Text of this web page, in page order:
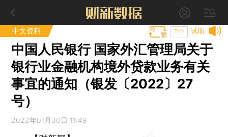
中文资料 试听
T中
中国人民银行 国家外汇管理局关于
银行业金融机构境外贷款业务有关
事宜的通知（银发〔2022〕27
号）
2022年01月30日 11:49